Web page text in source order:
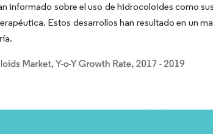
informado sobre el uso de hidrocoloides como
Estos desarrollos han resultado en un